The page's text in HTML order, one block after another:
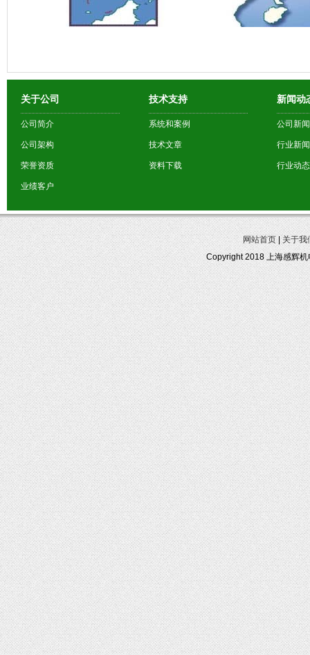
关于公司
公司简介
公司架构
荣誉资质
业绩客户
技术支持
系统和案例
技术文章
资料下载
新闻动
公司新闻
行业新闻
行业动态
网站首页 |关于我
Copyright 2018 上海感辉